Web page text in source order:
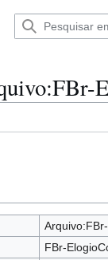
FBr-